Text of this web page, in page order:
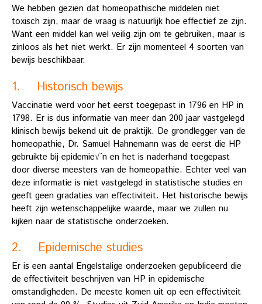
We hebben gezien dat homeopathische middelen niet
toxisch zijn, maar de vraag is natuurlijk hoe effectief ze zijn.
Want een middel kan wel veilig zijn om te gebruiken, maar is
zinloos als het niet werkt. Er zijn momenteel 4 soorten van
bewijs beschikbaar.
1. Historisch bewijs
Vaccinatie werd voor het eerst toegepast in 1796 en HP in
1798. Er is dus informatie van meer dan 200 jaar vastgelegd
klinisch bewijs bekend uit de praktijk. De grondlegger van de
homeopathie, Dr. Samuel Hahnemann was de eerst die HP
gebruikte bij epidemie√´n en het is naderhand toegepast
door diverse meesters van de homeopathie. Echter veel van
deze informatie is niet vastgelegd in statistische studies en
geeft geen gradaties van effectiviteit. Het historische bewijs
heeft zijn wetenschappelijke waarde, maar we zullen nu
kijken naar de statistische onderzoeken.
2. Epidemische studies
Er is een aantal Engelstalige onderzoeken gepubliceerd die
de effectiviteit beschrijven van HP in epidemische
omstandigheden. De meeste komen uit op een effectiviteit